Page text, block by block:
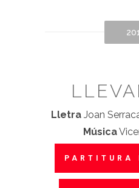
LletraJoan
Música
PARTITURA